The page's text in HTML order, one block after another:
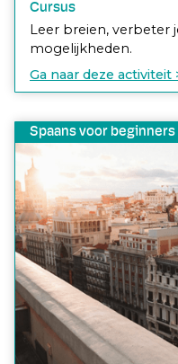
Cursus
Leer breien, verbeter
mogelijkheden.
Ga naar deze activiteit
Spaans voor beginners